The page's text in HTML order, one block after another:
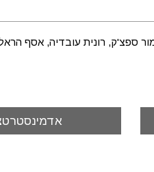
ספצ'ק, רונית עובדיה, אסף הראל